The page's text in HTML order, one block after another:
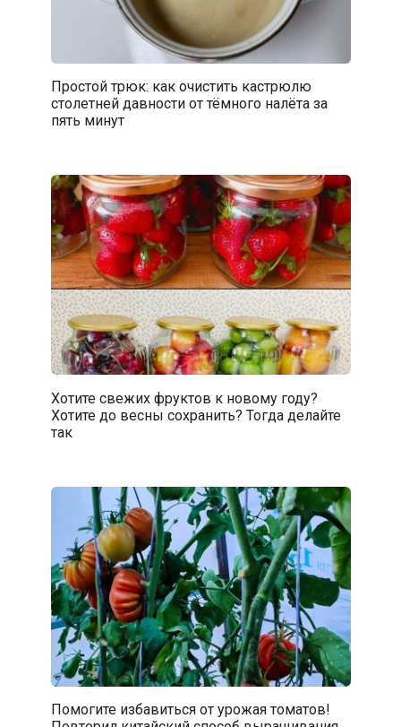
Простой трюк: как очистить кастрюлю
столетней давности от тёмного налёта за
пять минут
Хотите свежих фруктов к новому году?
Хотите до весны сохранить? Тогда делайте
так
Помогите избавиться от урожая томатов!